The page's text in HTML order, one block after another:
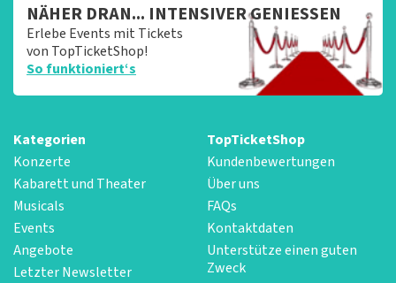
NÄHER DRAN... INTENSIVER GENIESSEN
Erlebe Events mit Tickets
von TopTicketShop!
So funktioniert‘s
Kategorien
Konzerte
Kabarett und Theater
Musicals
Events
Angebote
Letzter Newsletter
TopTicketShop
Kundenbewertungen
Über uns
FAQs
Kontaktdaten
Unterstütze einen guten
Zweck